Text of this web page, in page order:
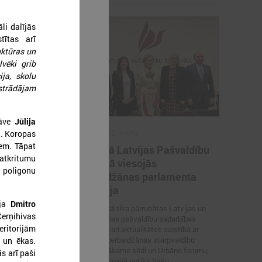
dalījās
arī
un
grib
skolu
Jūlija
Koropas
Tāpat
Dmitro
ēkas.
arī paši